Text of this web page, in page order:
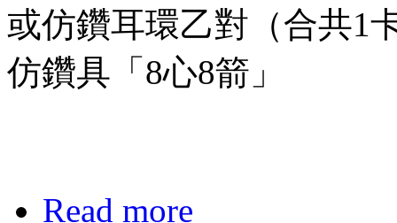
或仿鑽耳環乙對（合共1
仿鑽具「8心8箭」
Read more